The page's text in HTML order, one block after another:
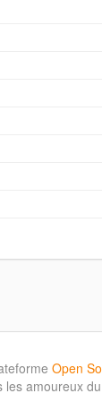
Open
les amoureux du